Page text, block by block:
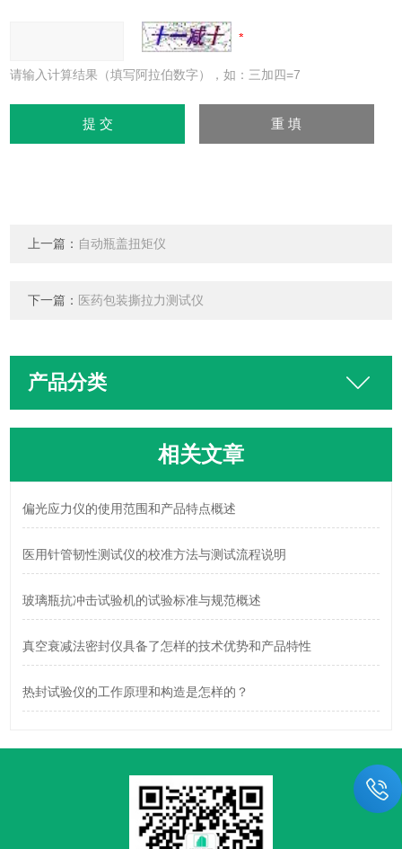
请输入计算结果（填写阿拉伯数字），如：三加四=7
上一篇： 自动瓶盖扭矩仪
下一篇： 医药包装撕拉力测试仪
产品分类
相关文章
偏光应力仪的使用范围和产品特点概述
医用针管韧性测试仪的校准方法与测试流程说明
玻璃瓶抗冲击试验机的试验标准与规范概述
真空衰减法密封仪具备了怎样的技术优势和产品特性
热封试验仪的工作原理和构造是怎样的？